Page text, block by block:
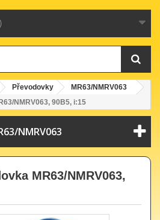
Převodovky
MR63/NMRV063
NMRV063, 90B5, i:15
NMRV063
MR63/NMRV063,